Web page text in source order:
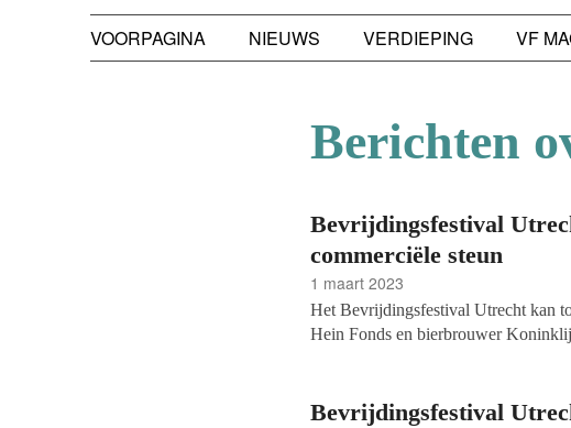
VOORPAGINA NIEUWS VERDIEPING VF
Berichten
Bevrijdingsfestival
commerciële steun
1 maart 2023
Het Bevrijdingsfestival Utrecht kan
Hein Fonds en bierbrouwer
hulp zijn geschoten, schrijft het
Bevrijdingsfestival